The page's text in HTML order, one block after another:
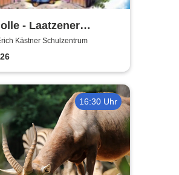
- Laatzener
2026
Kästner Schulzentrum
16:30 Uhr